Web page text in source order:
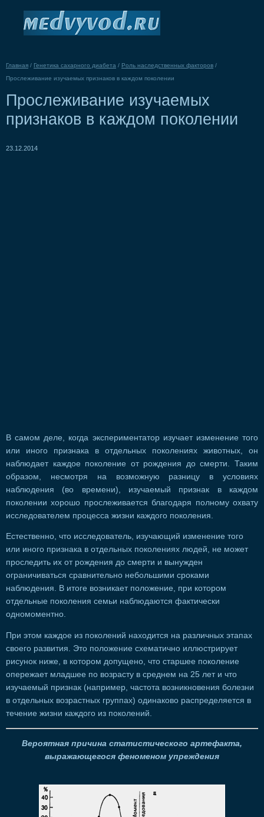
Главная / Генетика сахарного диабета / Роль наследственных факторов /
Прослеживание изучаемых признаков в каждом поколении
Прослеживание изучаемых
признаков в каждом поколении
23.12.2014
В самом деле, когда экспериментатор изучает изменение того
или иного признака в отдельных поколениях животных, он
наблюдает каждое поколение от рождения до смерти. Таким
образом, несмотря на возможную разницу в условиях
наблюдения (во времени), изучаемый признак в каждом
поколении хорошо прослеживается благодаря полному охвату
исследователем процесса жизни каждого поколения.
Естественно, что исследователь, изучающий изменение того
или иного признака в отдельных поколениях людей, не может
проследить их от рождения до смерти и вынужден
ограничиваться сравнительно небольшими сроками
наблюдения. В итоге возникает положение, при котором
отдельные поколения семьи наблюдаются фактически
одномоментно.
При этом каждое из поколений находится на различных этапах
своего развития. Это положение схематично иллюстрирует
рисунок ниже, в котором допущено, что старшее поколение
опережает младшее по возрасту в среднем на 25 лет и что
изучаемый признак (например, частота возникновения болезни
в отдельных возрастных группах) одинаково распределяется в
течение жизни каждого из поколений.
Вероятная причина статистического артефакта,
выражающегося феноменом упреждения